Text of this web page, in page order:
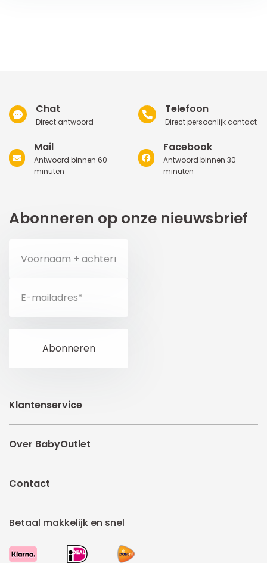
Chat
Direct antwoord
Telefoon
Direct persoonlijk contact
Mail
Antwoord binnen 60
minuten
Facebook
Antwoord binnen 30
minuten
Abonneren op onze nieuwsbrief
Klantenservice
Over BabyOutlet
Contact
Betaal makkelijk en snel